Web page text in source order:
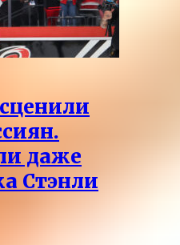
даже
Стэнли